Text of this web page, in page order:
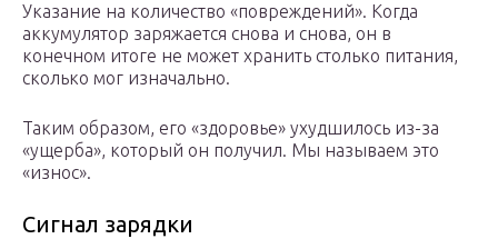
Указание на количество «повреждений». Когда
аккумулятор заряжается снова и снова, он в
конечном итоге не может хранить столько питания,
сколько мог изначально.
Таким образом, его «здоровье» ухудшилось из-за
«ущерба», который он получил. Мы называем это
«износ».
Сигнал зарядки